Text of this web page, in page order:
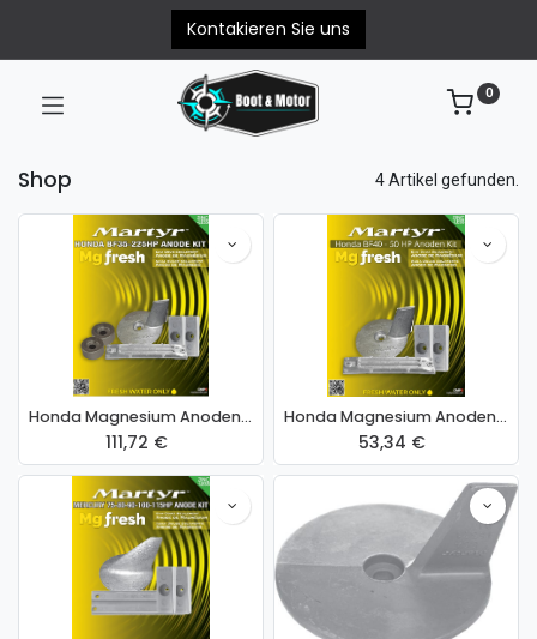
Kontakieren Sie uns
0
Shop 4 Artikel gefunden.
Honda Magnesium Anodensatz für BF35-225PS
111,72 €
Honda Magnesium Anodensatz für BF40-50PS
53,34 €